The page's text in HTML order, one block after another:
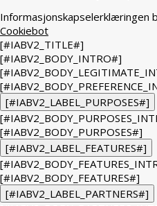
Cookiebot
[#IABV2_TITLE#]
[#IABV2_BODY_INTRO#]
[#IABV2_LABEL_PURPOSES#]
[#IABV2_BODY_PURPOSES#]
[#IABV2_LABEL_FEATURES#]
[#IABV2_BODY_FEATURES#]
[#IABV2_LABEL_PARTNERS#]